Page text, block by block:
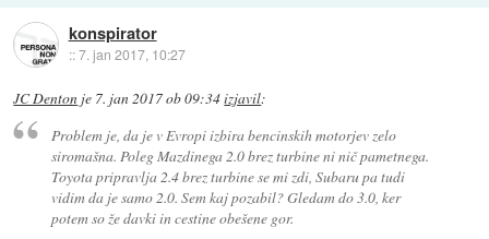
konspirator
::7. jan 2017, 10:27
JC Denton je 7. jan 2017 ob 09:34izjavil:
Problem je, da je v Evropi izbira bencinskih motorjev zelo
siromašna. Poleg Mazdinega 2.0 brez turbine ni nič pametnega.
Toyota pripravlja 2.4 brez turbine se mi zdi, Subaru pa tudi
vidim da je samo 2.0. Sem kaj pozabil? Gledam do 3.0, ker
potem so že davki in cestine obešene gor.